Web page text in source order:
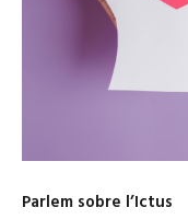
Parlem sobre l’Ictus